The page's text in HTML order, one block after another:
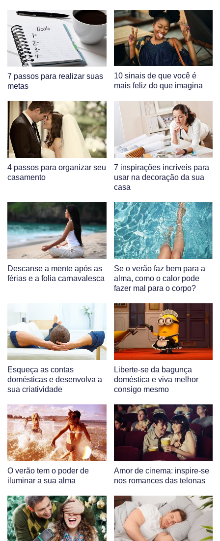
7 passos para realizar suas
metas
10 sinais de que você é
mais feliz do que imagina
4 passos para organizar seu
casamento
7 inspirações incríveis para
usar na decoração da sua
casa
Descanse a mente após as
férias e a folia carnavalesca
Se o verão faz bem para a
alma, como o calor pode
fazer mal para o corpo?
Esqueça as contas
domésticas e desenvolva a
sua criatividade
Liberte-se da bagunça
doméstica e viva melhor
consigo mesmo
O verão tem o poder de
iluminar a sua alma
Amor de cinema: inspire-se
nos romances das telonas